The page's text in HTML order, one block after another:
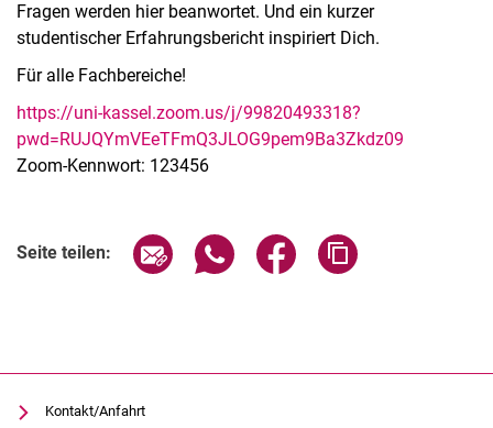
Fragen werden hier beanwortet. Und ein kurzer
studentischer Erfahrungsbericht inspiriert Dich.
Für alle Fachbereiche!
https://uni-kassel.zoom.us/j/99820493318?
pwd=RUJQYmVEeTFmQ3JLOG9pem9Ba3Zkdz09
Zoom-Kennwort: 123456
Seite teilen: Seite über E-Mail teilen
Seite über WhatsApp teilen
Seite über Facebook
Kontakt/Anfahrt